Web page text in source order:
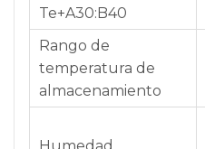
Te+A30:B40
Rango de
temperatura de
almacenamiento